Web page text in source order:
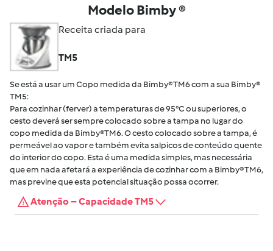
Modelo Bimby ®
Receita criada para
TM5
Se está a usar um Copo medida da Bimby® TM6 com a sua Bimby®
TM5:
Para cozinhar (ferver) a temperaturas de 95°C ou superiores, o
cesto deverá ser sempre colocado sobre a tampa no lugar do
copo medida da Bimby®TM6. O cesto colocado sobre a tampa, é
permeável ao vapor e também evita salpicos de conteúdo quente
do interior do copo. Esta é uma medida simples, mas necessária
que em nada afetará a experiência de cozinhar com a Bimby® TM6,
mas previne que esta potencial situação possa ocorrer.
Atenção – Capacidade TM5